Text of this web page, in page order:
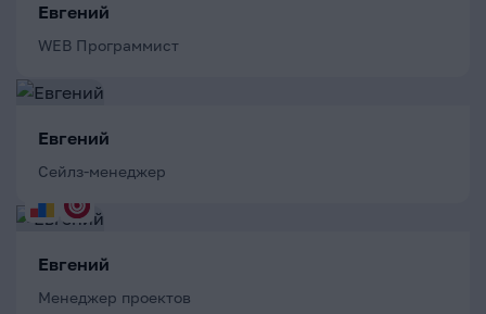
Евгений
WEB Программист
Евгений
Сейлз-менеджер
Евгений
Менеджер проектов